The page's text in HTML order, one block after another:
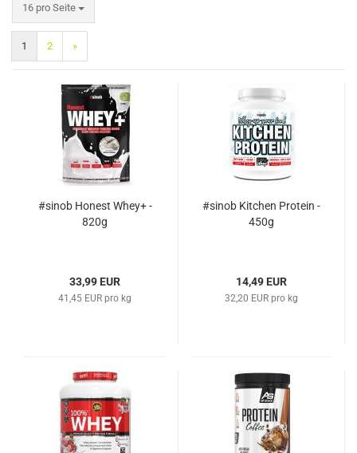
16 pro Seite
pro Seite
1 2 »
#sinob Honest Whey+ -
820g
33,99 EUR
41,45 EUR pro kg
#sinob Kitchen Protein -
450g
14,49 EUR
32,20 EUR pro kg